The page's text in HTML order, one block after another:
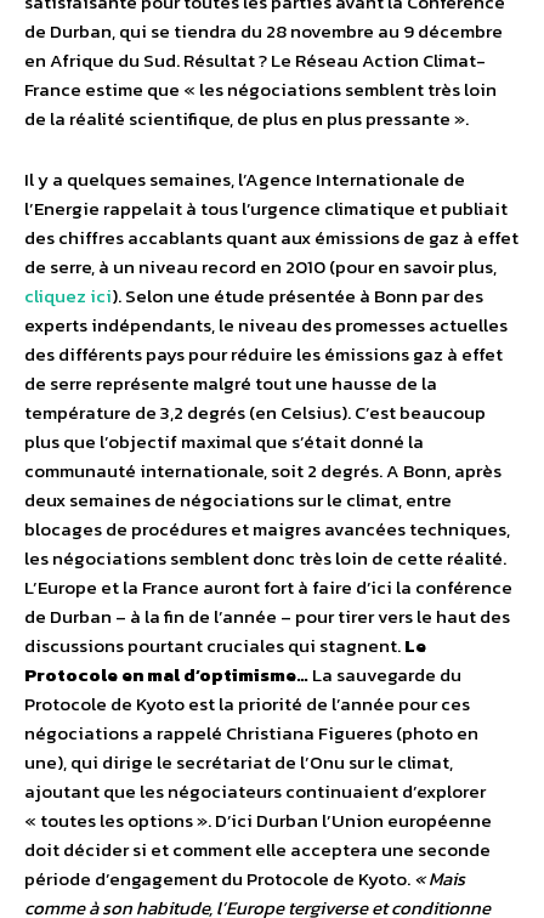
de Durban, qui se tiendra du 28 novembre au 9 décembre
en Afrique du Sud. Résultat ? Le Réseau Action Climat-
France estime que « les négociations semblent très loin
de la réalité scientifique, de plus en plus pressante ».
Il y a quelques semaines, l’Agence Internationale de
l’Energie rappelait à tous l’urgence climatique et publiait
des chiffres accablants quant aux émissions de gaz à effet
de serre, à un niveau record en 2010 (pour en savoir plus,
cliquez ici). Selon une étude présentée à Bonn par des
experts indépendants, le niveau des promesses actuelles
des différents pays pour réduire les émissions gaz à effet
de serre représente malgré tout une hausse de la
température de 3,2 degrés (en Celsius). C’est beaucoup
plus que l’objectif maximal que s’était donné la
communauté internationale, soit 2 degrés. A Bonn, après
deux semaines de négociations sur le climat, entre
blocages de procédures et maigres avancées techniques,
les négociations semblent donc très loin de cette réalité.
L’Europe et la France auront fort à faire d’ici la conférence
de Durban – à la fin de l’année – pour tirer vers le haut des
discussions pourtant cruciales qui stagnent.Le
Protocole en mal d’optimisme…La sauvegarde du
Protocole de Kyoto est la priorité de l’année pour ces
négociations a rappelé Christiana Figueres (photo en
une), qui dirige le secrétariat de l’Onu sur le climat,
ajoutant que les négociateurs continuaient d’explorer
« toutes les options ». D’ici Durban l’Union européenne
doit décider si et comment elle acceptera une seconde
période d’engagement du Protocole de Kyoto.« Mais
comme à son habitude, l’Europe tergiverse et conditionne